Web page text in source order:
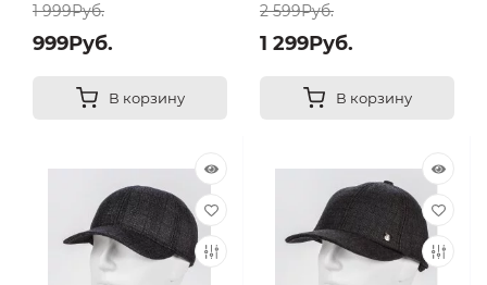
1 999Руб.
999Руб.
В корзину
2 599Руб.
1 299Руб.
В корзину